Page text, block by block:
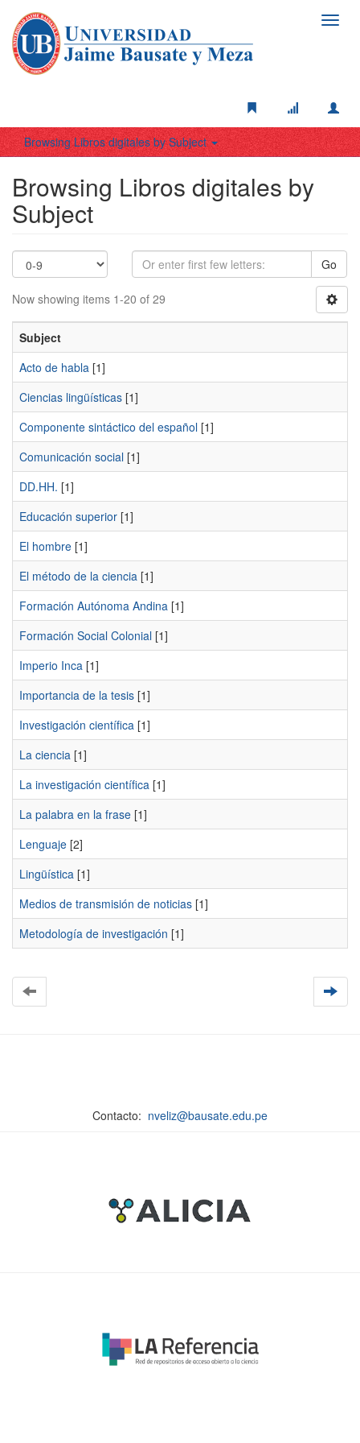
Browsing Libros digitales by Subject
Browsing Libros digitales by
Subject
Go
Now showing items 1-20 of 29
Subject
Acto de habla [1]
Ciencias lingüísticas [1]
Componente sintáctico del español [1]
Comunicación social [1]
DD.HH. [1]
Educación superior [1]
El hombre [1]
El método de la ciencia [1]
Formación Autónoma Andina [1]
Formación Social Colonial [1]
Imperio Inca [1]
Importancia de la tesis [1]
Investigación científica [1]
La ciencia [1]
La investigación científica [1]
La palabra en la frase [1]
Lenguaje [2]
Lingüística [1]
Medios de transmisión de noticias [1]
Metodología de investigación [1]
Contacto: nveliz@bausate.edu.pe